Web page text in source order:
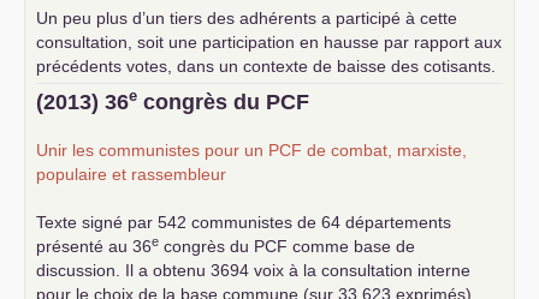
Un peu plus d’un tiers des adhérents a participé à cette
consultation, soit une participation en hausse par rapport aux
précédents votes, dans un contexte de baisse des cotisants.
... lire la suite
(2013) 36e congrès du PCF
Unir les communistes pour un PCF de combat, marxiste,
populaire et rassembleur
Texte signé par 542 communistes de 64 départements
présenté au 36e congrès du PCF comme base de
discussion. Il a obtenu 3694 voix à la consultation interne
pour le choix de la base commune (sur 33 623 exprimés) .